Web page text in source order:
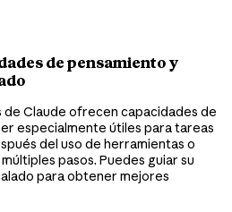
de pensamiento y
Claude ofrecen capacidades de
especialmente útiles para tareas
del uso de herramientas o
pasos. Puedes guiar su
para obtener mejores